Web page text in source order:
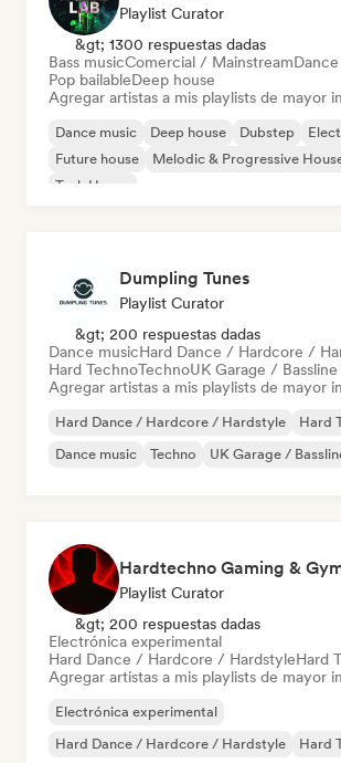
Playlist Curator
&gt; 1300 respuestas dadas
Bass musicComercial / Mainstream
Pop bailableDeep house
Agregar artistas a mis playlists de mayor
Dance music Deep house Dubstep
Future house
Melodic & Progressive
Tech House
Dumpling Tunes
Playlist Curator
&gt; 200 respuestas dadas
Dance musicHard Dance / Hardcore /
Hard TechnoTechnoUK Garage / Bassline
Agregar artistas a mis playlists de mayor
Hard Dance / Hardcore / Hardstyle
Hard
Dance music
Techno UK Garage /
Hardtechno Gaming &
Playlist Curator
&gt; 200 respuestas dadas
Electrónica experimental
Hard Dance / Hardcore / HardstyleHard
Agregar artistas a mis playlists de mayor
Electrónica experimental
Hard Dance / Hardcore / Hardstyle
Hard